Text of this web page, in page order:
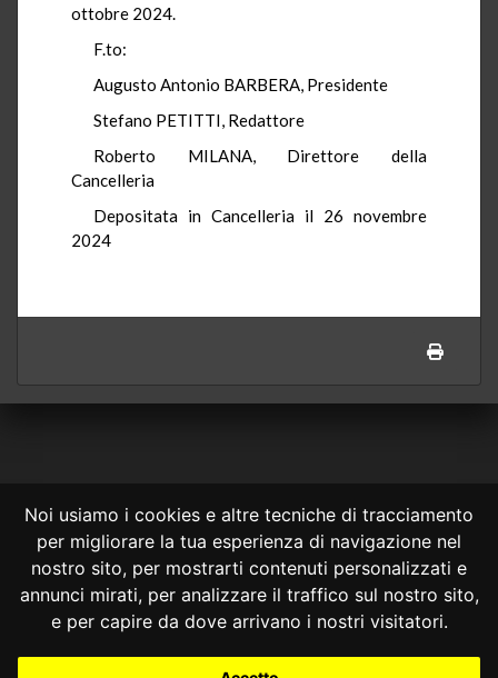
Noi usiamo i cookies e altre tecniche di tracciamento
per migliorare la tua esperienza di navigazione nel
nostro sito, per mostrarti contenuti personalizzati e
annunci mirati, per analizzare il traffico sul nostro sito,
e per capire da dove arrivano i nostri visitatori.
ottobre 2024.
F.to:
Augusto Antonio BARBERA, Presidente
Stefano PETITTI, Redattore
Roberto MILANA, Direttore della
Cancelleria
Depositata in Cancelleria il 26 novembre
2024
CONSULTA ONLINE DAL 1995 -NOTE LEGALI
Consulta OnLine non ha prodotto e non è responsabile per i contenuti e
le informazioni legali di siti collegati.
costituisce una relazione di consulenza legale.